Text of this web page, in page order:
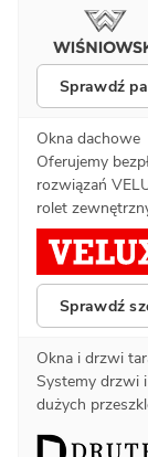
Sprawdź
Okna dachowe
Oferujemy
rozwiązań
rolet
Sprawdź
Okna i drzwi
Systemy drzwi
dużych